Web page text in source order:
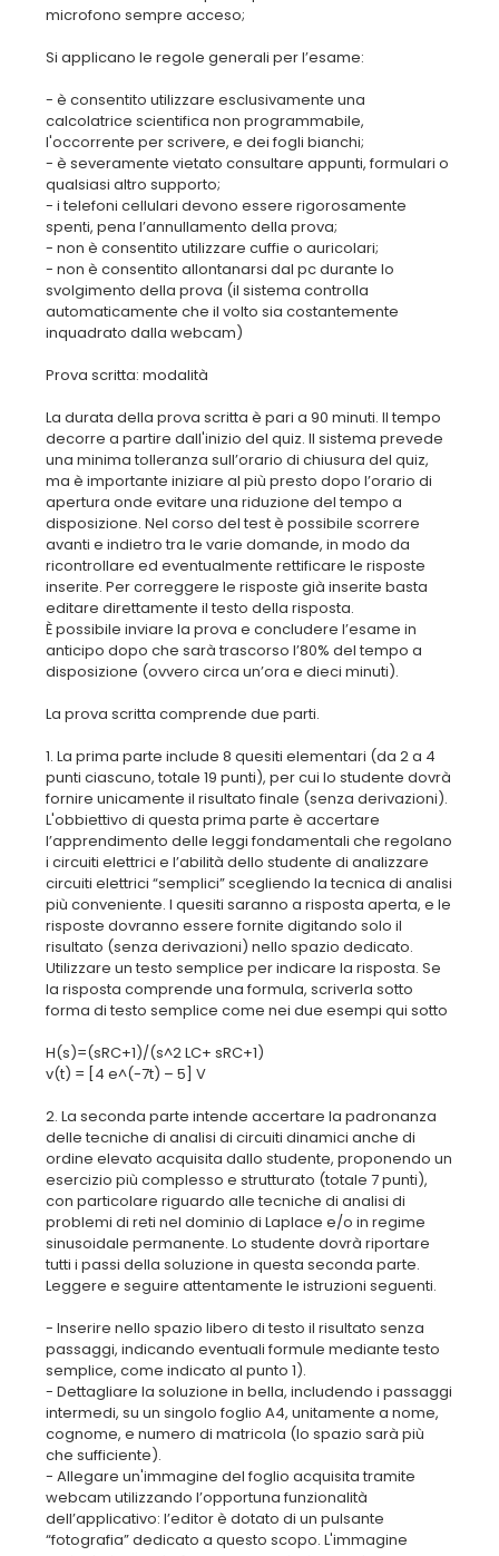
microfono sempre acceso;
Si applicano le regole generali per l’esame:
- è consentito utilizzare esclusivamente una
calcolatrice scientifica non programmabile,
l'occorrente per scrivere, e dei fogli bianchi;
- è severamente vietato consultare appunti, formulari o
qualsiasi altro supporto;
- i telefoni cellulari devono essere rigorosamente
spenti, pena l’annullamento della prova;
- non è consentito utilizzare cuffie o auricolari;
- non è consentito allontanarsi dal pc durante lo
svolgimento della prova (il sistema controlla
automaticamente che il volto sia costantemente
inquadrato dalla webcam)
Prova scritta: modalità
La durata della prova scritta è pari a 90 minuti. Il tempo
decorre a partire dall'inizio del quiz. Il sistema prevede
una minima tolleranza sull’orario di chiusura del quiz,
ma è importante iniziare al più presto dopo l’orario di
apertura onde evitare una riduzione del tempo a
disposizione. Nel corso del test è possibile scorrere
avanti e indietro tra le varie domande, in modo da
ricontrollare ed eventualmente rettificare le risposte
inserite. Per correggere le risposte già inserite basta
editare direttamente il testo della risposta.
È possibile inviare la prova e concludere l’esame in
anticipo dopo che sarà trascorso l’80% del tempo a
disposizione (ovvero circa un’ora e dieci minuti).
La prova scritta comprende due parti.
1. La prima parte include 8 quesiti elementari (da 2 a 4
punti ciascuno, totale 19 punti), per cui lo studente dovrà
fornire unicamente il risultato finale (senza derivazioni).
L'obbiettivo di questa prima parte è accertare
l’apprendimento delle leggi fondamentali che regolano
i circuiti elettrici e l’abilità dello studente di analizzare
circuiti elettrici “semplici” scegliendo la tecnica di analisi
più conveniente. I quesiti saranno a risposta aperta, e le
risposte dovranno essere fornite digitando solo il
risultato (senza derivazioni) nello spazio dedicato.
Utilizzare un testo semplice per indicare la risposta. Se
la risposta comprende una formula, scriverla sotto
forma di testo semplice come nei due esempi qui sotto
H(s)=(sRC+1)/(s^2 LC+ sRC+1)
v(t) = [4 e^(-7t) – 5] V
2. La seconda parte intende accertare la padronanza
delle tecniche di analisi di circuiti dinamici anche di
ordine elevato acquisita dallo studente, proponendo un
esercizio più complesso e strutturato (totale 7 punti),
con particolare riguardo alle tecniche di analisi di
problemi di reti nel dominio di Laplace e/o in regime
sinusoidale permanente. Lo studente dovrà riportare
tutti i passi della soluzione in questa seconda parte.
Leggere e seguire attentamente le istruzioni seguenti.
- Inserire nello spazio libero di testo il risultato senza
passaggi, indicando eventuali formule mediante testo
semplice, come indicato al punto 1).
- Dettagliare la soluzione in bella, includendo i passaggi
intermedi, su un singolo foglio A4, unitamente a nome,
cognome, e numero di matricola (lo spazio sarà più
che sufficiente).
- Allegare un'immagine del foglio acquisita tramite
webcam utilizzando l’opportuna funzionalità
dell’applicativo: l’editor è dotato di un pulsante
“fotografia” dedicato a questo scopo. L'immagine